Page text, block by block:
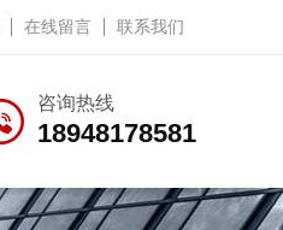
在线留言 联系我们
咨询热线
18948178581